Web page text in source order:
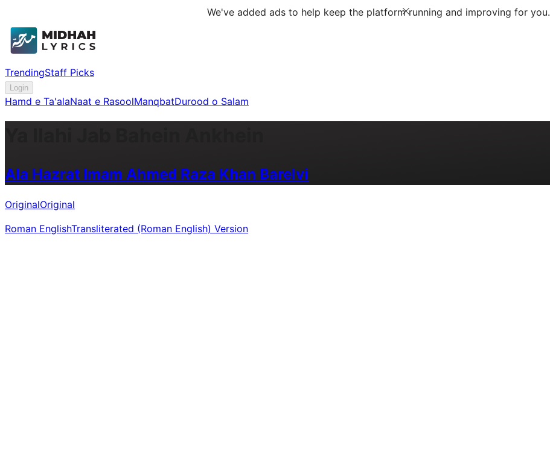
We've added ads to help keep the platform running and improving for you.
TrendingStaff Picks
Login
Hamd e Ta'alaNaat e RasoolManqbatDurood o Salam
Ala Hazrat Imam Ahmed Raza Khan Barelvi
OriginalOriginal
Roman EnglishTransliterated (Roman English) Version